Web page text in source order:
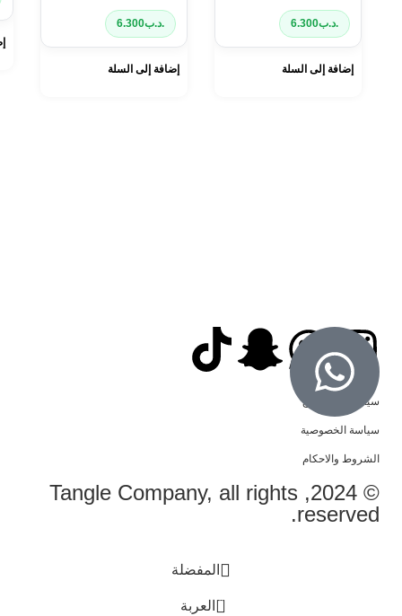
.د.ب6.300
إضافة إلى السلة
.د.ب6.300
إضافة إلى السلة
سياسة الاسترجاع
سياسة الخصوصية
الشروط والاحكام
© 2024, Tangle Company, all rights
reserved.
المفضلة
0 العربة